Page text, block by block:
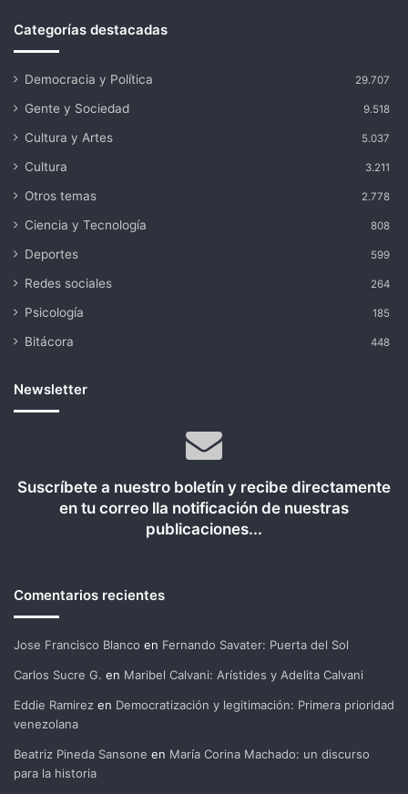
Categorías destacadas
Democracia y Política 29.707
Gente y Sociedad 9.518
Cultura y Artes 5.037
Cultura 3.211
Otros temas 2.778
Ciencia y Tecnología 808
Deportes 599
Redes sociales 264
Psicología 185
Bitácora 448
Newsletter
Suscríbete a nuestro boletín y recibe directamente
en tu correo lla notificación de nuestras
publicaciones...
Comentarios recientes
Jose Francisco Blanco en Fernando Savater: Puerta del Sol
Carlos Sucre G. en Maribel Calvani: Arístides y Adelita Calvani
Eddie Ramirez en Democratización y legitimación: Primera prioridad
venezolana
Beatriz Pineda Sansone en María Corina Machado: un discurso
para la historia